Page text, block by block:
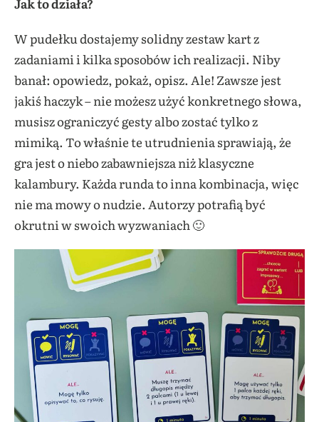
W pudełku dostajemy solidny zestaw kart z
zadaniami i kilka sposobów ich realizacji. Niby
banał: opowiedz, pokaż, opisz. Ale! Zawsze jest
jakiś haczyk – nie możesz użyć konkretnego słowa,
musisz ograniczyć gesty albo zostać tylko z
mimiką. To właśnie te utrudnienia sprawiają, że
gra jest o niebo zabawniejsza niż klasyczne
kalambury. Każda runda to inna kombinacja, więc
nie ma mowy o nudzie. Autorzy potrafią być
okrutni w swoich wyzwaniach 🙂